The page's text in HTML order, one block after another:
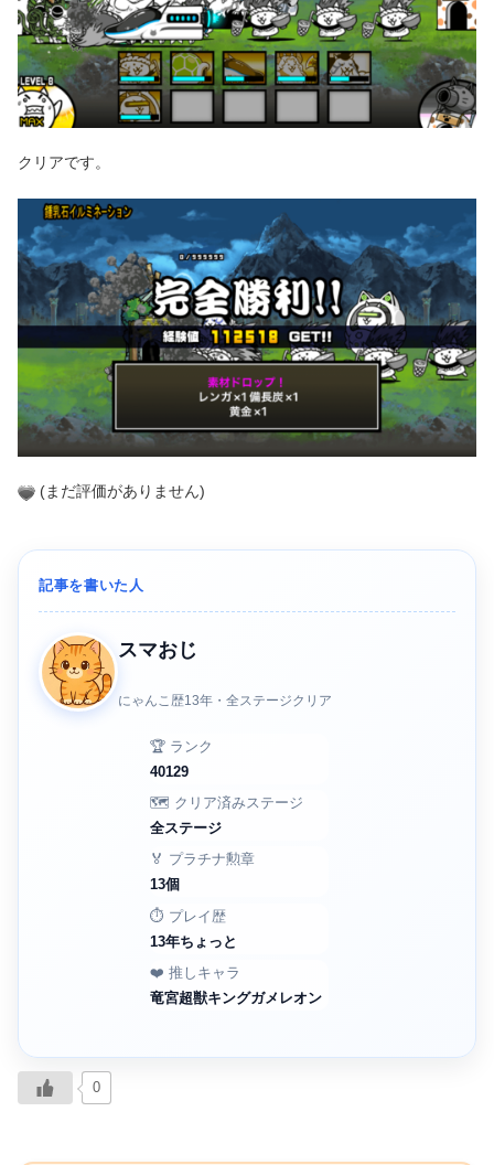
クリアです。
(まだ評価がありません)
記事を書いた人
スマおじ
にゃんこ歴13年・全ステージクリア
🏆 ランク
40129
🗺️ クリア済みステージ
全ステージ
🏅 プラチナ勲章
13個
⏱️ プレイ歴
13年ちょっと
❤️ 推しキャラ
竜宮超獣キングガメレオン
0